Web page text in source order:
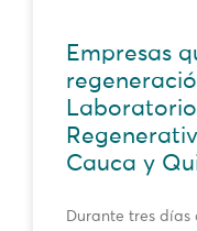
Empresas
Cauca y
Durante tres